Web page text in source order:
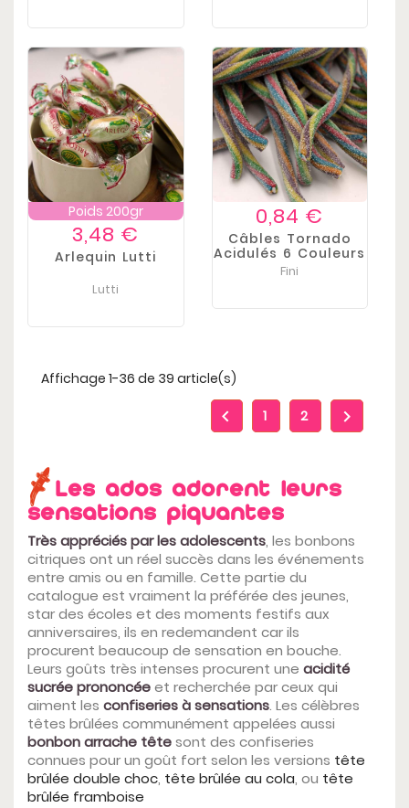
Poids 200gr
Prix
3,48 €
Arlequin Lutti
Lutti
Prix
0,84 €
Câbles Tornado
Acidulés 6 Couleurs
Fini
Affichage 1-36 de 39 article(s)
 1 2 
Les ados adorent leurs
sensations piquantes
Très appréciés par les adolescents, les bonbons
citriques ont un réel succès dans les événements
entre amis ou en famille. Cette partie du
catalogue est vraiment la préférée des jeunes,
star des écoles et des moments festifs aux
anniversaires, ils en redemandent car ils
procurent beaucoup de sensation en bouche.
Leurs goûts très intenses procurent une acidité
sucrée prononcéeet recherchée par ceux qui
aiment les confiseries à sensations. Les célèbres
têtes brûlées communément appelées aussi
bonbon arrache têtesont des confiseries
connues pour un goût fort selon les versions tête
brûlée double choc, tête brûlée au cola, ou tête
brûlée framboise